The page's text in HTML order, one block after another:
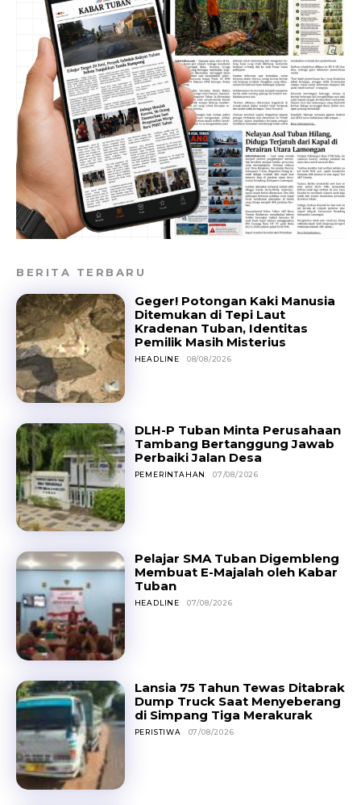
BERITA TERBARU
Geger! Potongan Kaki Manusia
Ditemukan di Tepi Laut
Kradenan Tuban, Identitas
Pemilik Masih Misterius
HEADLINE 08/08/2026
DLH-P Tuban Minta Perusahaan
Tambang Bertanggung Jawab
Perbaiki Jalan Desa
PEMERINTAHAN 07/08/2026
Pelajar SMA Tuban Digembleng
Membuat E-Majalah oleh Kabar
Tuban
HEADLINE 07/08/2026
Lansia 75 Tahun Tewas Ditabrak
Dump Truck Saat Menyeberang
di Simpang Tiga Merakurak
PERISTIWA 07/08/2026